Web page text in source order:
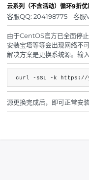
¥75.00 起/ 月
所有业务到期前3
荐您在管理中心绑
云系列（不含活动）循环9折
客服QQ: 204198775 客
由于CentOS官方已全面停
安装宝塔等等会出现网络不
解决方案是更换系统源。输入
curl -sSL -k https://
源更换完成后，即可正常安装